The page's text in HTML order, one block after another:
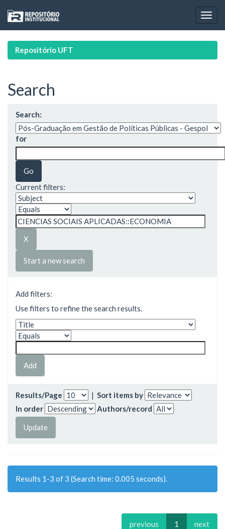
navigation
Repositório UFT
Search
Search:
for
Current filters:
Start a new search
Add filters:
Use filters to refine the search results.
Results/Page | Sort items by
In order
Authors/record
Results 1-3 of 3 (Search time: 0.005 seconds).
previous 1 next